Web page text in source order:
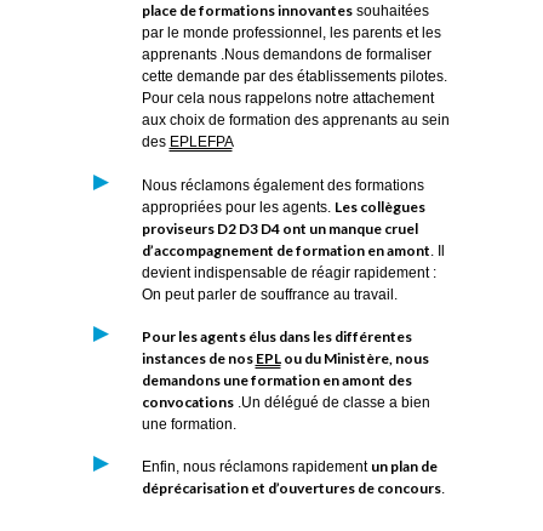
place de formations innovantessouhaitées
par le monde professionnel, les parents et les
apprenants .Nous demandons de formaliser
cette demande par des établissements pilotes.
Pour cela nous rappelons notre attachement
aux choix de formation des apprenants au sein
des EPLEFPA
Nous réclamons également des formations
appropriées pour les agents. Les collègues
proviseurs D2 D3 D4 ont un manque cruel
d’accompagnement de formation en amont . Il
devient indispensable de réagir rapidement :
On peut parler de souffrance au travail.
Pour les agents élus dans les différentes
instances de nos EPLou du Ministère, nous
demandons une formation en amont des
convocations.Un délégué de classe a bien
une formation.
Enfin, nous réclamons rapidement un plan de
déprécarisation et d’ouvertures de concours.